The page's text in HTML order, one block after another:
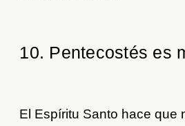
10. Pentecostés es
El Espíritu Santo hace que